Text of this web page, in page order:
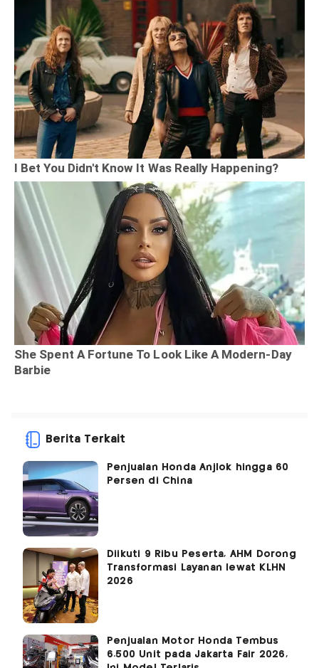
Berita Terkait
Penjualan Honda Anjlok hingga 60
Persen di China
Diikuti 9 Ribu Peserta, AHM Dorong
Transformasi Layanan lewat KLHN
2026
Penjualan Motor Honda Tembus
6.500 Unit pada Jakarta Fair 2026,